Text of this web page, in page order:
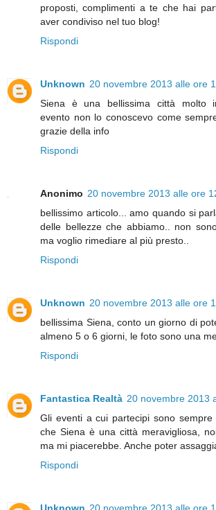
proposti, complimenti a te che hai
aver condiviso nel tuo blog!
Rispondi
Unknown 20 novembre 2013 alle ore
Siena è una bellissima città molto
evento non lo conoscevo come
grazie della info
Rispondi
Anonimo 20 novembre 2013 alle ore
bellissimo articolo... amo quando si
delle bellezze che abbiamo.. non
ma voglio rimediare al più presto..
Rispondi
Unknown 20 novembre 2013 alle ore
bellissima Siena, conto un giorno di
almeno 5 o 6 giorni, le foto sono una
Rispondi
Fantastica Realtà 20 novembre 2013
Gli eventi a cui partecipi sono sempre
che Siena è una città meravigliosa,
ma mi piacerebbe. Anche poter
Rispondi
Unknown 20 novembre 2013 alle ore